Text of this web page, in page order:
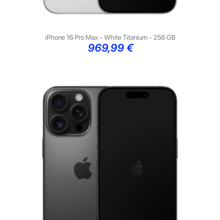
iPhone 16 Pro Max - White Titanium - 256 GB
Preço
969,99 €